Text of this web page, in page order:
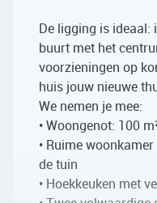
De ligging is ideaal:
buurt met het
voorzieningen op
huis jouw nieuwe
We nemen je mee:
• Woongenot: 100
• Ruime
de tuin
• Hoekkeuken met